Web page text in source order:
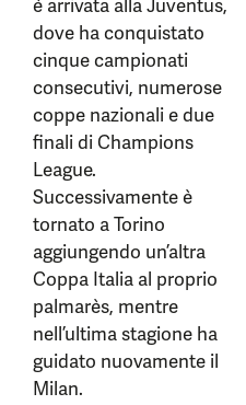
è arrivata alla Juventus,
dove ha conquistato
cinque campionati
consecutivi, numerose
coppe nazionali e due
finali di Champions
League.
Successivamente è
tornato a Torino
aggiungendo un’altra
Coppa Italia al proprio
palmarès, mentre
nell’ultima stagione ha
guidato nuovamente il
Milan.